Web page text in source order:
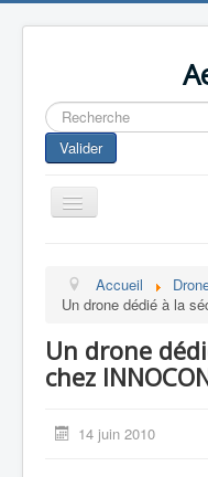
Rechercher
Valider
Toggle
Navigation
Aviation
Aviation Militaire
Drones
Accueil
Un drone dédié à la
Un drone
chez
14 juin 2010